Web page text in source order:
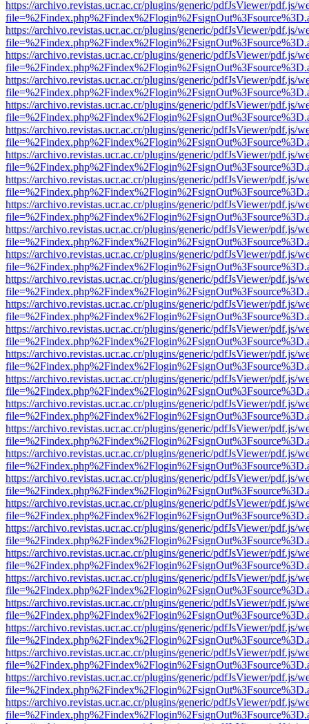
https://archivo.revistas.ucr.ac.cr/plugins/generic/pdfJsViewer/pdf.js/
https://archivo.revistas.ucr.ac.cr/plugins/generic/pdfJsViewer/pdf.js/
https://archivo.revistas.ucr.ac.cr/plugins/generic/pdfJsViewer/pdf.js/
https://archivo.revistas.ucr.ac.cr/plugins/generic/pdfJsViewer/pdf.js/
https://archivo.revistas.ucr.ac.cr/plugins/generic/pdfJsViewer/pdf.js/
https://archivo.revistas.ucr.ac.cr/plugins/generic/pdfJsViewer/pdf.js/
https://archivo.revistas.ucr.ac.cr/plugins/generic/pdfJsViewer/pdf.js/
https://archivo.revistas.ucr.ac.cr/plugins/generic/pdfJsViewer/pdf.js/
https://archivo.revistas.ucr.ac.cr/plugins/generic/pdfJsViewer/pdf.js/
https://archivo.revistas.ucr.ac.cr/plugins/generic/pdfJsViewer/pdf.js/
https://archivo.revistas.ucr.ac.cr/plugins/generic/pdfJsViewer/pdf.js/
https://archivo.revistas.ucr.ac.cr/plugins/generic/pdfJsViewer/pdf.js/
https://archivo.revistas.ucr.ac.cr/plugins/generic/pdfJsViewer/pdf.js/
https://archivo.revistas.ucr.ac.cr/plugins/generic/pdfJsViewer/pdf.js/
https://archivo.revistas.ucr.ac.cr/plugins/generic/pdfJsViewer/pdf.js/
https://archivo.revistas.ucr.ac.cr/plugins/generic/pdfJsViewer/pdf.js/
https://archivo.revistas.ucr.ac.cr/plugins/generic/pdfJsViewer/pdf.js/
https://archivo.revistas.ucr.ac.cr/plugins/generic/pdfJsViewer/pdf.js/
https://archivo.revistas.ucr.ac.cr/plugins/generic/pdfJsViewer/pdf.js/
https://archivo.revistas.ucr.ac.cr/plugins/generic/pdfJsViewer/pdf.js/
https://archivo.revistas.ucr.ac.cr/plugins/generic/pdfJsViewer/pdf.js/
https://archivo.revistas.ucr.ac.cr/plugins/generic/pdfJsViewer/pdf.js/
https://archivo.revistas.ucr.ac.cr/plugins/generic/pdfJsViewer/pdf.js/
https://archivo.revistas.ucr.ac.cr/plugins/generic/pdfJsViewer/pdf.js/
https://archivo.revistas.ucr.ac.cr/plugins/generic/pdfJsViewer/pdf.js/
https://archivo.revistas.ucr.ac.cr/plugins/generic/pdfJsViewer/pdf.js/
https://archivo.revistas.ucr.ac.cr/plugins/generic/pdfJsViewer/pdf.js/
https://archivo.revistas.ucr.ac.cr/plugins/generic/pdfJsViewer/pdf.js/
https://archivo.revistas.ucr.ac.cr/plugins/generic/pdfJsViewer/pdf.js/